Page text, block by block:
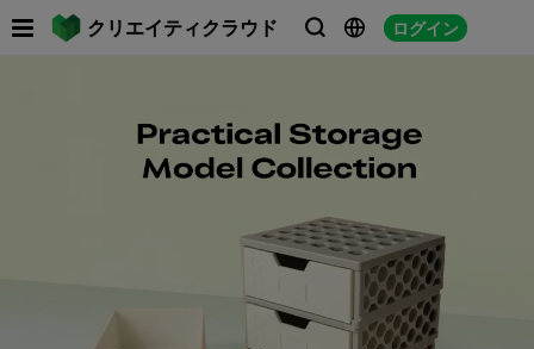
クリエイティクラウド   ログイン